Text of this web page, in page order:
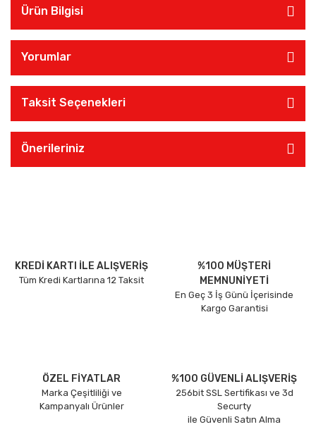
Ürün Bilgisi
Yorumlar
Taksit Seçenekleri
Önerileriniz
KREDİ KARTI İLE ALIŞVERİŞ
Tüm Kredi Kartlarına 12 Taksit
%100 MÜŞTERİ
MEMNUNİYETİ
En Geç 3 İş Günü İçerisinde
Kargo Garantisi
ÖZEL FİYATLAR
Marka Çeşitliliği ve
Kampanyalı Ürünler
%100 GÜVENLİ ALIŞVERİŞ
256bit SSL Sertifikası ve 3d
Securty
ile Güvenli Satın Alma